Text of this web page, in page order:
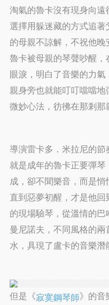
淘氣的魯卡沒有現身向
選擇用躲迷藏的方式追
的母親不諒解，不祝他晚
魯卡被母親的琴聲吵醒
眼淚，明白了音樂的力
親身旁也就能叮叮噹噹
微妙心法，彷彿在那剎那
導演雷卡多．米拉尼的
就是成年的魯卡正要彈
成，卻不聞樂音，而是
直到惡夢初醒，才是他
的現場驗琴，從溫情的
曼尼諾夫，不同風格的
水，具現了盧卡的音樂潛
但是《寂寞鋼琴師》的音